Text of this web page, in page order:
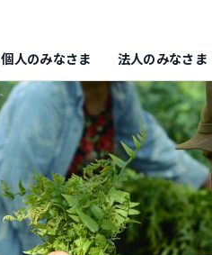
個人のみなさま 法人のみなさま